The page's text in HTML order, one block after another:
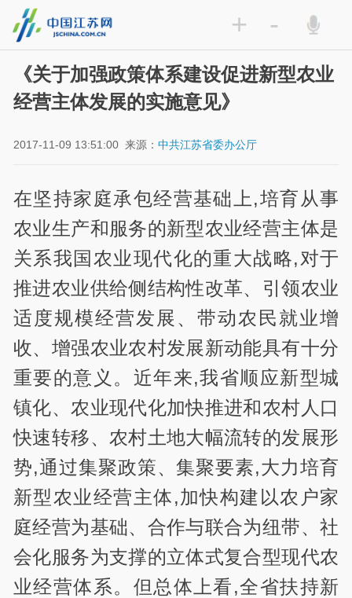
+ -
《关于加强政策体系建设促进新型农业
经营主体发展的实施意见》
2017-11-09 13:51:00 来源：中共江苏省委办公厅
在坚持家庭承包经营基础上,培育从事
农业生产和服务的新型农业经营主体是
关系我国农业现代化的重大战略,对于
推进农业供给侧结构性改革、引领农业
适度规模经营发展、带动农民就业增
收、增强农业农村发展新动能具有十分
重要的意义。近年来,我省顺应新型城
镇化、农业现代化加快推进和农村人口
快速转移、农村土地大幅流转的发展形
势,通过集聚政策、集聚要素,大力培育
新型农业经营主体,加快构建以农户家
庭经营为基础、合作与联合为纽带、社
会化服务为支撑的立体式复合型现代农
业经营体系。但总体上看,全省扶持新